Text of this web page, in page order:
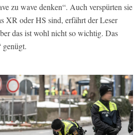
zu wave denken“. Auch verspürten sie
XR oder HS sind, erfährt der Leser
das ist wohl nicht so wichtig. Das
genügt.